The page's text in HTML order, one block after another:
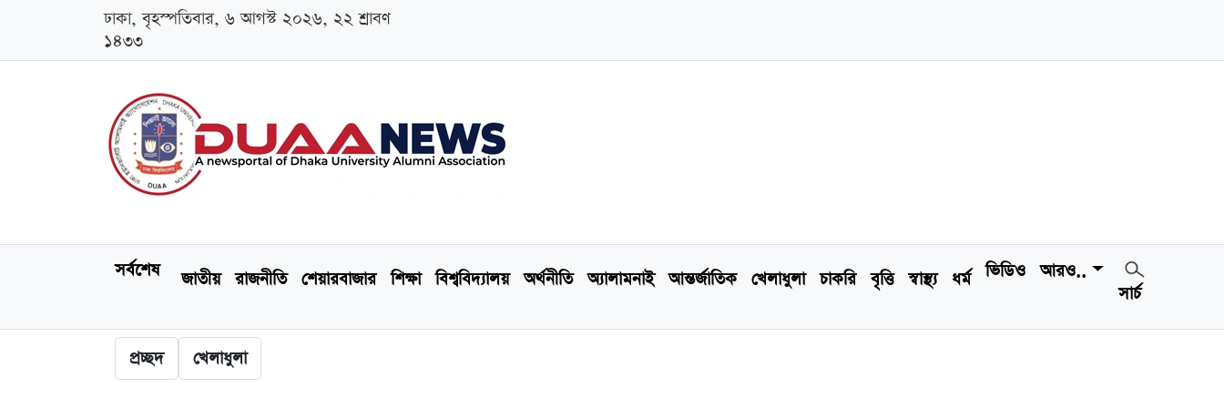
ঢাকা, বৃহস্পতিবার, ৬ আগস্ট ২০২৬, ২২ শ্রাবণ
১৪৩৩
সর্বশেষ জাতীয় রাজনীতি শেয়ারবাজার শিক্ষা বিশ্ববিদ্যালয় অর্থনীতি অ্যালামনাই আন্তর্জাতিক খেলাধুলা চাকরি বৃত্তি স্বাস্থ্য ধর্ম ভিডিও
আরও..
সার্চ
প্রচ্ছদ খেলাধুলা